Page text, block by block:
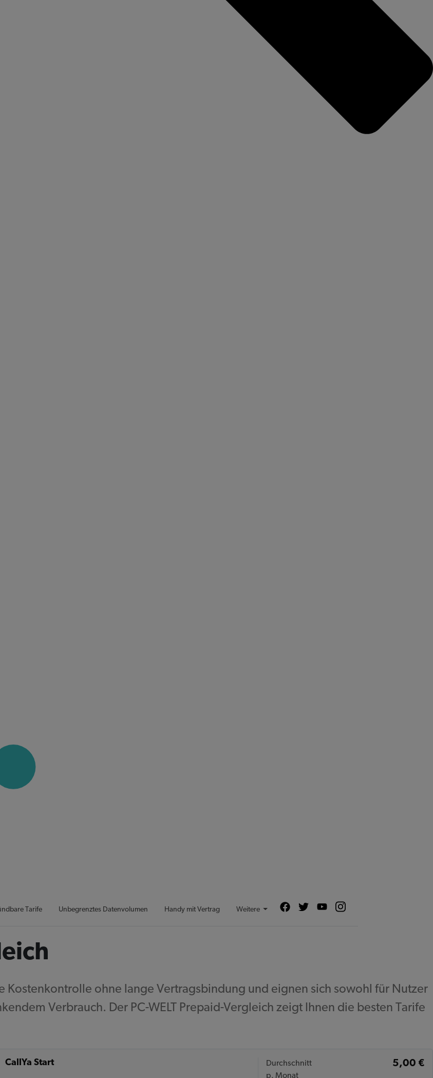
Tarife Unbegrenztes Datenvolumen Handy mit Vertrag Weitere
Kostenkontrolle ohne lange Vertragsbindung und eignen sich sowohl für Nutzer
Verbrauch. Der PC-WELT Prepaid-Vergleich zeigt Ihnen die besten Tarife
CallYa Start
Durchschnitt
p. Monat
5,00 €